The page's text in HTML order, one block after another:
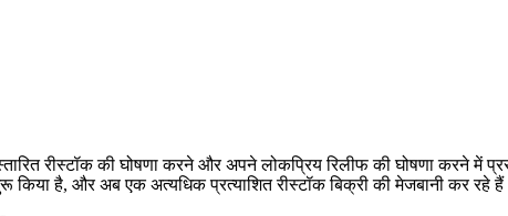
रीस्टॉक की घोषणा करने और अपने लोकप्रिय रिलीफ की घोषणा करने में
किया है, और अब एक अत्यधिक प्रत्याशित रीस्टॉक बिक्री की मेजबानी कर रहे